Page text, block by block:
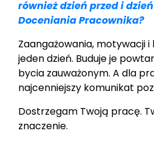
również dzień przed i
Doceniania Pracownika?
Zaangażowania, motywacji i
jeden dzień. Buduje je
bycia zauważonym. A dla
najcenniejszy komunikat
Dostrzegam Twoją pracę.
znaczenie.